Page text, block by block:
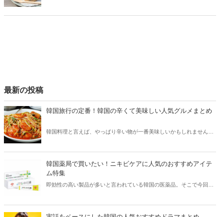
最新の投稿
韓国旅行の定番！韓国の辛くて美味しい人気グルメまとめ
韓国料理と言えば、やっぱり辛い物が一番美味しいかもしれません。
方も必見です。
韓国薬局で買いたい！ニキビケアに人気のおすすめアイテ
ム特集
即効性の高い製品が多いと言われている韓国の医薬品。そこで今回は
う。